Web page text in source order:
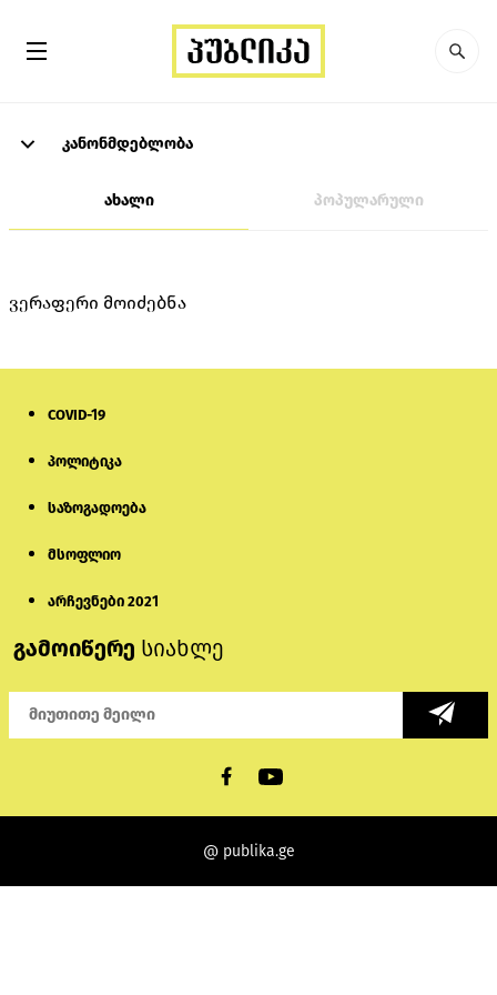
კანონმდებლობა
ახალი პოპულარული
ვერაფერი მოიძებნა
COVID-19
პოლიტიკა
საზოგადოება
მსოფლიო
არჩევნები 2021
გამოიწერე სიახლე
@ publika.ge